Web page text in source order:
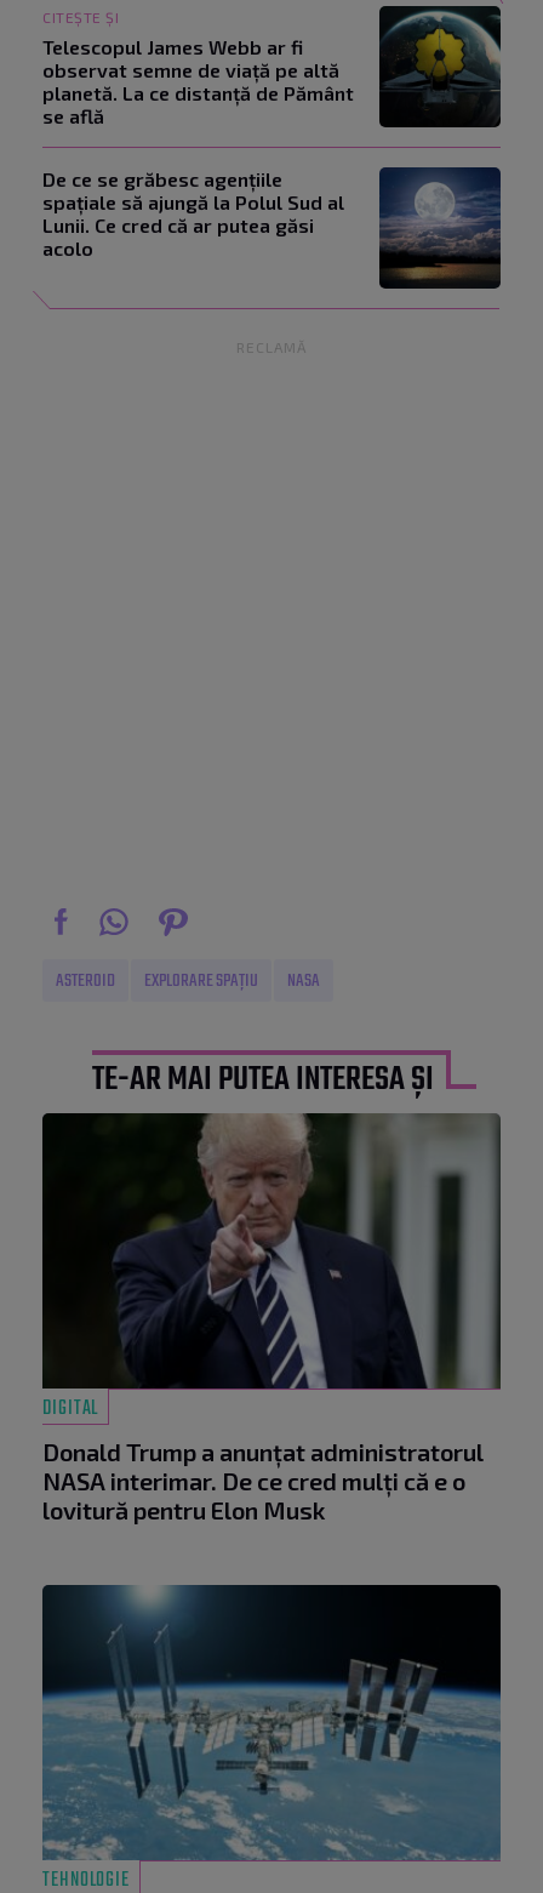
CITEȘTE ȘI
Telescopul James Webb ar fi
observat semne de viață pe altă
planetă. La ce distanță de Pământ
se află
De ce se grăbesc agențiile
spațiale să ajungă la Polul Sud al
Lunii. Ce cred că ar putea găsi
acolo
RECLAMĂ
ASTEROID EXPLORARE SPAȚIU NASA
TE-AR MAI PUTEA INTERESA ȘI
DIGITAL
Donald Trump a anunțat administratorul
NASA interimar. De ce cred mulți că e o
lovitură pentru Elon Musk
TEHNOLOGIE